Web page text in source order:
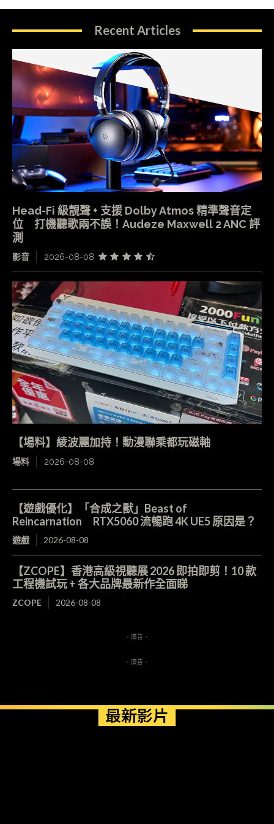
Recent Articles
Head-Fi 級靚聲 + 支援 Dolby Atmos 精準聲音定
位 打機聽歌兩不誤！Audeze Maxwell 2 ANC 評
測
影音 2026-08-08
【場料】綾波麗加持！動漫聯乘都玩磁軸
場料 2026-08-08
【遊戲優化】「合成之獸」Beast of
Reincarnation RTX5060 流暢跑 4K UE5 原因是？
遊戲 2026-08-08
【ZCOPE】香港高級視聽展 2026 即拍即剪！10 款
工程機試玩 + 各大品牌最新作全面睇
ZCOPE 2026-08-08
- 廣告 -
- 廣告 -
最新影片